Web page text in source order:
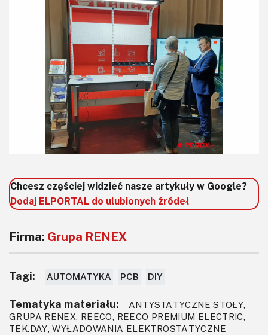
Chcesz częściej widzieć nasze artykuły w Google?
Dodaj ELPORTAL do ulubionych źródeł
Firma: Grupa RENEX
Tagi: AUTOMATYKA PCB DIY
Tematyka materiału:
ANTYSTATYCZNE STOŁY,
GRUPA RENEX, REECO, REECO PREMIUM ELECTRIC,
TEK.DAY, WYŁADOWANIA ELEKTROSTATYCZNE